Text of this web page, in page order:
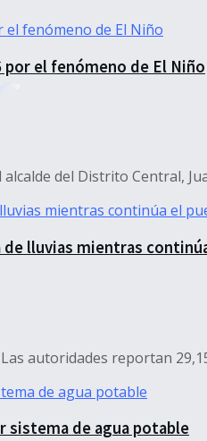
por el fenómeno de El Niño
del Distrito Central,
lluvias mientras
autoridades reportan
sistema de agua potable